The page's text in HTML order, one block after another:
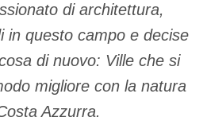
di architettura,
in questo campo e decise
di nuovo: Ville che si
migliore con la natura
Azzurra.